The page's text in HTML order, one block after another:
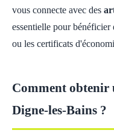
vous connecte avec des
essentielle pour bénéficier
ou les certificats
Comment obtenir
Digne-les-Bains ?